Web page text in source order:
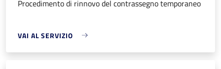
Procedimento di rinnovo del contrassegno temporaneo
VAI AL SERVIZIO